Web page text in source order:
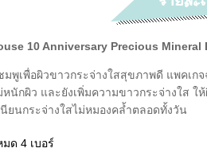
10 Anniversary Precious Mineral
พูเพื่อผิวขาวกระจ่างใสสุขภาพดี แพคเก
หนักผิว และยังเพิ่มความขาวกระจ่างใส
ยนกระจ่างใสไม่หมองคล้ำตลอดทั้งวัน
ด 4 เบอร์